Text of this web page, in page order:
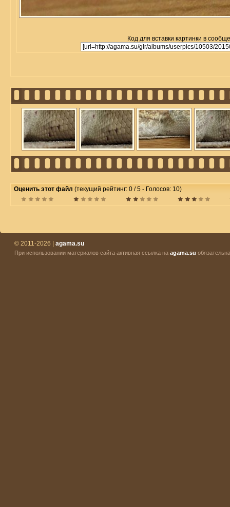
Код для вставки картинки в
Оценить этот файл (текущий рейтинг: 0 / 5 - Голосов: 10)
© 2011-2026 | agama.su
При использовании материалов сайта активная ссылка на agama.su